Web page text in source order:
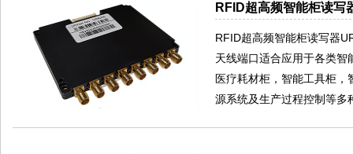
RFID超高频智能柜读写
RFID超高频智能柜读写器
天线端口适合应用于各类
医疗耗材柜，智能工具柜
源系统及生产过程控制等多